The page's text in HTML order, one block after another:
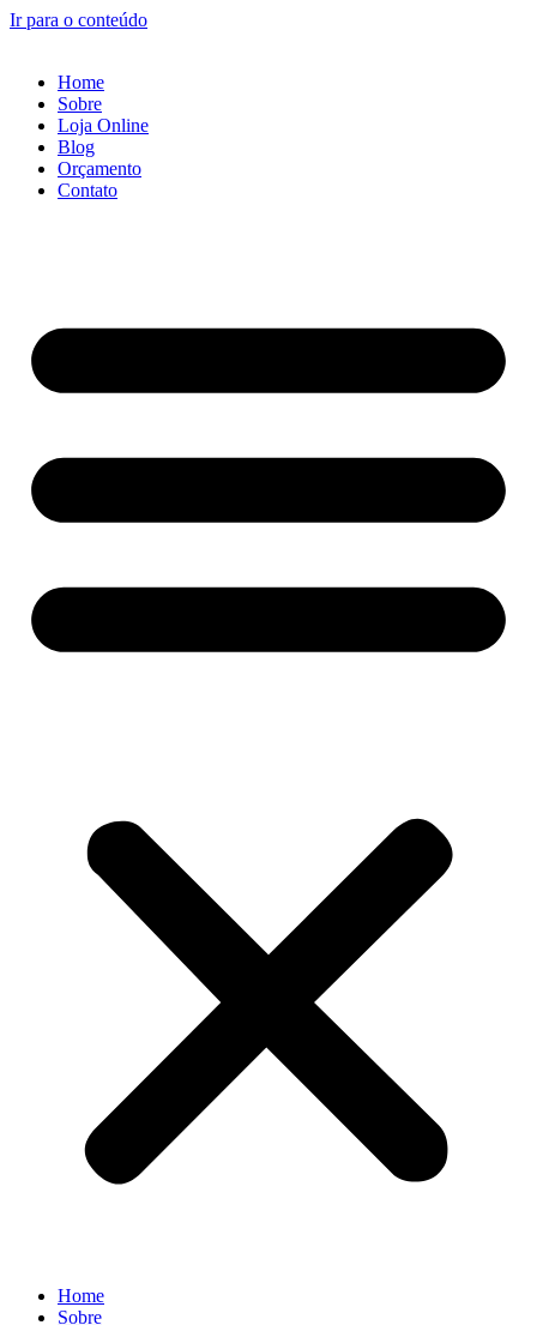
Ir para o conteúdo
Home
Sobre
Loja Online
Blog
Orçamento
Contato
Home
Sobre